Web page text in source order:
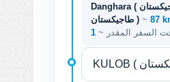
Danghara ( طاجيكستان ) - Kulob (
طاجيكستان ) ~ 87
السفر المقدر ~